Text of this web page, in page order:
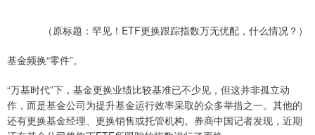
（原标题：罕见！ETF更换跟踪指数万无优配，什么情况？）
基金频换“零件”。
“万基时代”下，基金更换业绩比较基准已不少见，但这并非孤立动
作，而是基金公司为提升基金运行效率采取的众多举措之一。其他的
还有更换基金经理、更换销售或托管机构。券商中国记者发现，近期